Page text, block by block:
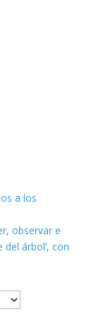
a los
observar e
árbol’, con